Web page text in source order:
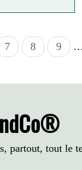
Page
7 Page
8 Page
9 …
partout, tout le